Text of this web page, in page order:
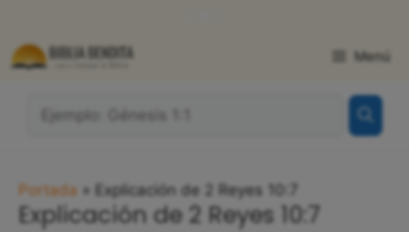
contenido
Menú
Portada » Explicación de 2 Reyes 10:7
Explicación de 2 Reyes 10:7